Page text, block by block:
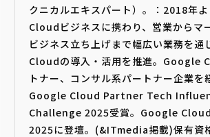
クニカルエキスパート）。：2018年
Cloudビジネスに携わり、営業からマ
ビジネス立ち上げまで幅広い業務を
Cloudの導入・活用を推進。Google
トナー、コンサル系パートナー企業を
Google Cloud Partner Tech
Challenge 2025受賞。Google
2025に登壇。(&ITmedia掲載)保有資